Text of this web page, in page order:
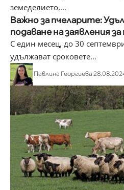
земеделието,...
Важно за пчеларите:
подаване на заявления
С един месец, до 30
удължават сроковете…
Павлина Георгиева